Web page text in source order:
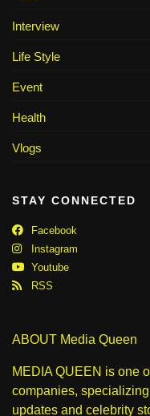
Interview
Life Style
Event
Health
Vlogs
STAY CONNECTED
Facebook
Instagram
Youtube
RSS
ABOUT Media Queen
MEDIA QUEEN is one
companies,
updates and celebrity